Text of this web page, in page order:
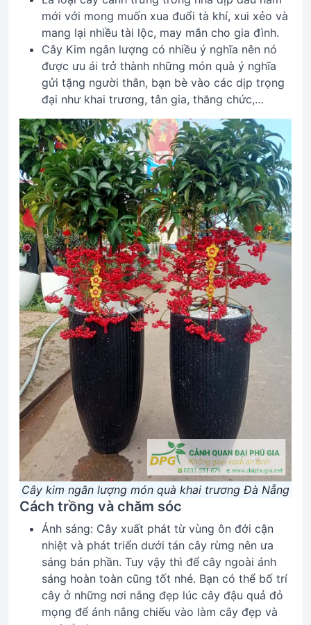
mới với mong muốn xua đuổi tà khí, xui xẻo và
mang lại nhiều tài lộc, may mắn cho gia đình.
Cây Kim ngân lượng có nhiều ý nghĩa nên nó
được ưu ái trở thành những món quà ý nghĩa
gửi tặng người thân, bạn bè vào các dịp trọng
đại như khai trương, tân gia, thăng chức,…
Cây kim ngân lượng món quà khai trương Đà Nẵng
Cách trồng và chăm sóc
Ánh sáng: Cây xuất phát từ vùng ôn đới cận
nhiệt và phát triển dưới tán cây rừng nên ưa
sáng bán phần. Tuy vậy thì để cây ngoài ánh
sáng hoàn toàn cũng tốt nhé. Bạn có thể bố trí
cây ở những nơi nắng đẹp lúc cây đậu quả đỏ
mọng để ánh nắng chiếu vào làm cây đẹp và